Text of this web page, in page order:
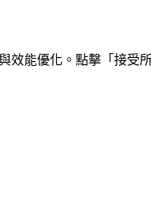
能優化。點擊「接受